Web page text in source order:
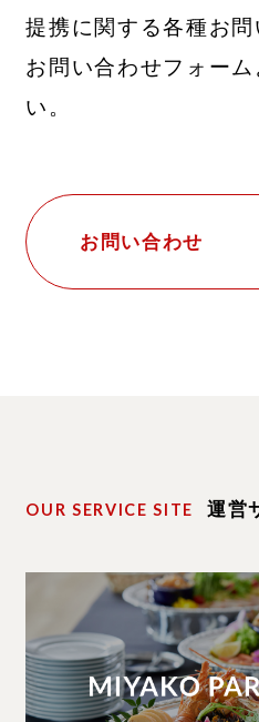
提携に関する各種お問
お問い合わせフォー
い。
お問い合わせ
OUR SERVICE SITE 運営